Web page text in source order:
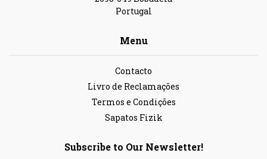
Portugal
Menu
Contacto
Livro de Reclamações
Termos e Condições
Sapatos Fizik
Subscribe to Our Newsletter!